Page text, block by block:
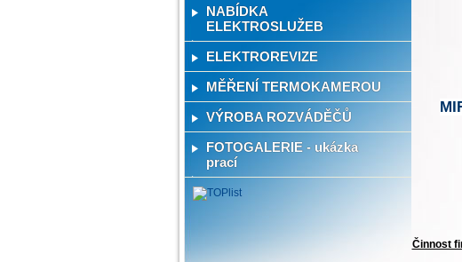
Činnost
NABÍDKA
ELEKTROSLUŽEB
ELEKTROREVIZE
MĚŘENÍ TERMOKAMEROU
VÝROBA ROZVÁDĚČŮ
FOTOGALERIE - ukázka
prací